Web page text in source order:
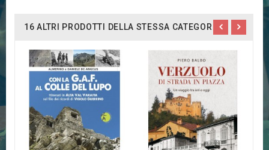
16 ALTRI PRODOTTI DELLA STESSA CATEGORIA: